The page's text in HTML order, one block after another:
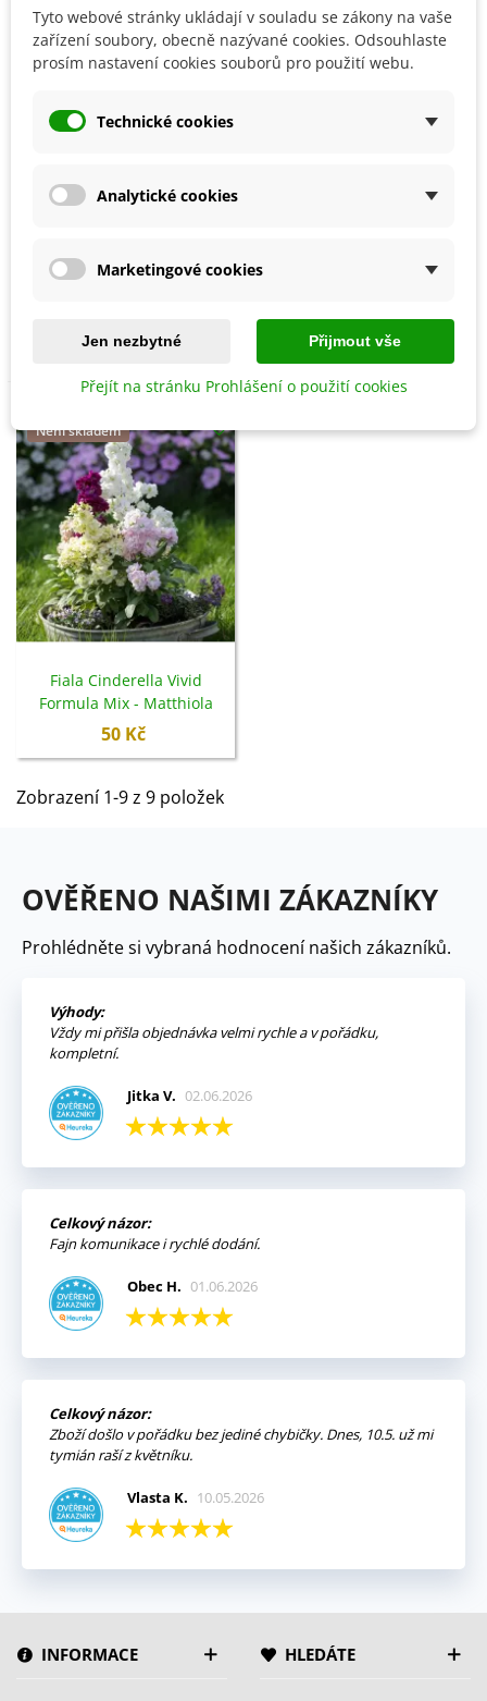
Není skladem
Fiala Iron Rose - Matthiola
52 Kč
Není skladem
Fiala Cinderella Yellow -
40 ks
40 Kč
Není skladem
Fiala Cinderella Vivid
Formula Mix - Matthiola
incana - semena - 40 ks
50 Kč
Zobrazení 1-9 z 9 položek
OVĚŘENO NAŠIMI ZÁKAZNÍKY
Prohlédněte si vybraná hodnocení našich zákazníků.
Výhody:
Vždy mi přišla objednávka velmi rychle a v pořádku,
kompletní.
Jitka V. 02.06.2026
Celkový názor:
Fajn komunikace i rychlé dodání.
Obec H. 01.06.2026
Celkový názor:
Zboží došlo v pořádku bez jediné chybičky. Dnes, 10.5. už mi
tymián raší z květníku.
Vlasta K. 10.05.2026
INFORMACE HLEDÁTE
Tyto webové stránky ukládají v souladu se zákony na vaše
zařízení soubory, obecně nazývané cookies. Odsouhlaste
prosím nastavení cookies souborů pro použití webu.
Technické cookies
Analytické cookies
Marketingové cookies
Jen nezbytné Přijmout vše
Přejít na stránku Prohlášení o použití cookies